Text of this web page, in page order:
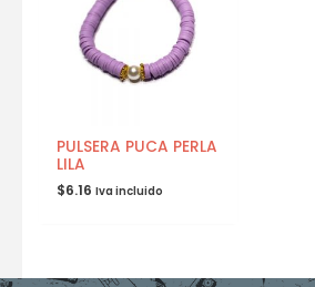
PULSERA PUCA PERLA
LILA
$6.16 Iva incluido